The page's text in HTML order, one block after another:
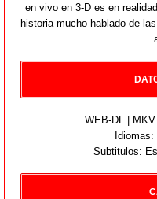
en vivo en 3-D es en
historia mucho hablado de
WEB-DL |
Idiomas:
Subtitulos: